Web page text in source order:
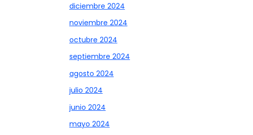
diciembre 2024
noviembre 2024
octubre 2024
septiembre 2024
agosto 2024
julio 2024
junio 2024
mayo 2024